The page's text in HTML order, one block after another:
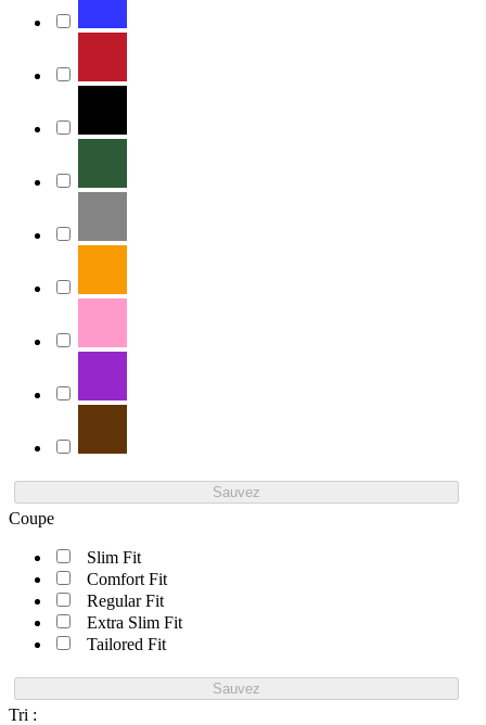
Sauvez
Coupe
Slim Fit
Comfort Fit
Regular Fit
Extra Slim Fit
Tailored Fit
Sauvez
Tri :